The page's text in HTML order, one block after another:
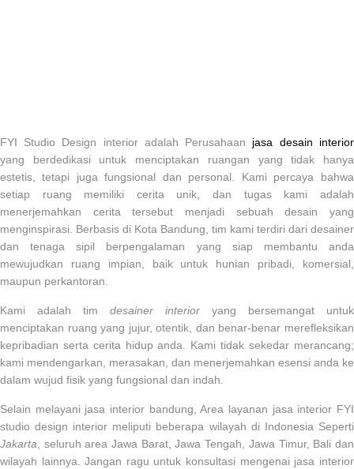
FYI Studio Design interioradalah Perusahaan jasa desain interior
yang berdedikasi untuk menciptakan ruangan yang tidak hanya
estetis, tetapi juga fungsional dan personal. Kami percaya bahwa
setiap ruang memiliki cerita unik, dan tugas kami adalah
menerjemahkan cerita tersebut menjadi sebuah desain yang
menginspirasi. Berbasis di Kota Bandung , tim kami terdiri dari desainer
dan tenaga sipil berpengalaman yang siap membantu anda
mewujudkan ruang impian, baik untuk hunian pribadi, komersial,
maupun perkantoran.
Kami adalah tim desainer interior yang bersemangat untuk
menciptakan ruang yang jujur, otentik, dan benar-benar merefleksikan
kepribadian serta cerita hidup anda. Kami tidak sekedar merancang;
kami mendengarkan, merasakan, dan menerjemahkan esensi anda ke
dalam wujud fisik yang fungsional dan indah.
Selain melayani jasa interior bandung , Area layanan jasa interior FYI
studio design interior meliputi beberapa wilayah di Indonesia Seperti
Jakarta , seluruh area Jawa Barat, Jawa Tengah, Jawa Timur, Bali dan
wilayah lainnya. Jangan ragu untuk konsultasi mengenai jasa interior